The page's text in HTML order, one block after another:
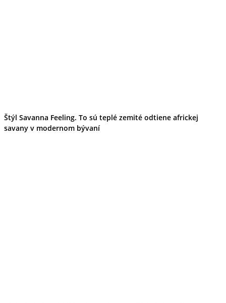
Štýl Savanna Feeling. To sú teplé zemité odtiene africkej
savany v modernom bývaní